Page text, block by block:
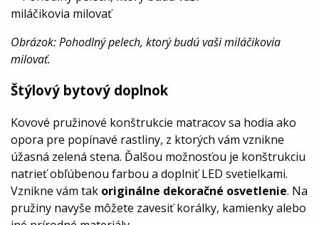
Obrázok: Pohodlný pelech, ktorý budú vaši miláčikovia
milovať.
Štýlový bytový doplnok
Kovové pružinové konštrukcie matracov sa hodia ako
opora pre popínavé rastliny, z ktorých vám vznikne
úžasná zelená stena. Ďalšou možnosťou je konštrukciu
natrieť obľúbenou farbou a doplniť LED svetielkami.
Vznikne vám tak originálne dekoračné osvetlenie. Na
pružiny navyše môžete zavesiť korálky, kamienky alebo